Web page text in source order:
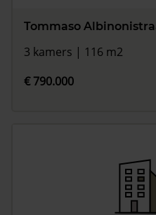
Tommaso
3 kamers | 116 m2
€ 790.000